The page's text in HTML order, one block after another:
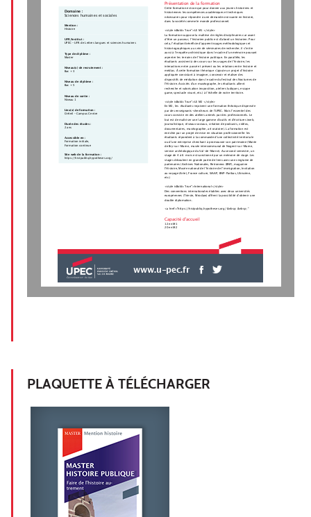
Présentation de la formation
Cette formation est conçue pour donner aux jeunes historiens et
historiennes les compétences académiques et techniques
nécessaires pour répondre à une demande croissante en histoire,
dans la société comme le monde professionnel.
<style isBold="true">LE M1 </style>
La formation suppose la maîtrise de règles disciplinaires car avant
d’être un passeur, l’historien public est d’abord un historien. Pour
cela, l’étudiant bénéficie d’apprentissages méthodologiques et
historiographiques au sein de séminaires de recherche; il s’initie
aussi à l’enquête archivistique dans le cadre d’un mémoire pouvant
arpenter les terrains de l’histoire publique. En parallèle, les
étudiants assistent à des cours sur les usages de l’histoire, les
interactions entre passé et présent ou les relations entre histoire et
médias. À cette formation théorique s’ajoute un projet d’histoire
appliquée consistant à imaginer, concevoir et réaliser des
dispositifs de médiation dans le cadre du festival des Nocturnes de
l’Histoire. Assistés d’un muséographe, les étudiants allient
recherche et valorisation (exposition, ateliers ludiques, escape
game, spectacle vivant, etc.) à l’échelle de notre territoire.
<style isBold="true">LE M2 </style>
En M2, les  étudiants reçoivent une formation théorique dispensée
par des enseignants-chercheurs de l’UPEC. Mais l’essentiel des
cours consiste en des ateliers animés par des professionnels. Le
but est de maîtriser une large gamme d’outils et d’écritures (web,
journalistique, réseaux sociaux, création de podcasts, vidéos,
documentaires, muséographie, art oratoire). La formation est
enrichie par un projet de mise en situation professionnelle: les
étudiants répondent à la commande d’une collectivité territoriale
ou d’une entreprise cherchant à promouvoir son patrimoine (Mairie
de Bry-sur-Marne, musée intercommunal de Nogent-sur-Marne,
service archéologique du Val-de-Marne). Au second semestre, un
stage de 4 à 6  mois est sanctionné par un mémoire de stage. Les
stages découlent en grande partie de liens avec une vingtaine de
partenaires (Archives Nationales, Retronews (BNF), magazine
l’Histoire, Musée national de l’histoire de l’immigration, Invitation
au voyage (Arte), France culture, SIAAP, BNP-Paribas, Ubiscène,
etc.)
<style isBold="true">International</style>
Des conventions internationales établies avec deux universités
européennes (Trieste, Wroclaw) offrent la possibilité d’obtenir une
double diplomation.
<a href="https://histpubliq.hypotheses.org/ &nbsp; &nbsp; "
Capacité d'accueil
12 en M1
20 en M2
Domaine :
Sciences humaines et sociales
Mention :
Histoire
UFR/Institut :
UPEC - UFR de Lettres langues et sciences humaines
Type de diplôme :
Master
Niveau(x) de recrutement :
Bac + 3
Niveau de diplôme :
Bac + 5
Niveau de sortie :
Niveau 1
Lieu(x) de formation :
Créteil - Campus Centre
Durée des études :
2 ans
Accessible en :
Formation initiale,
Formation continue
Site web de la formation :
https://histpubliq.hypotheses.org/
www.u-pec.fr
PLAQUETTE À TÉLÉCHARGER